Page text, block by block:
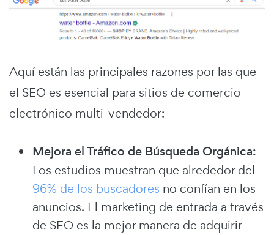
Aquí están las principales razones por las que
el SEO es esencial para sitios de comercio
electrónico multi-vendedor:
Mejora el Tráfico de Búsqueda Orgánica:
Los estudios muestran que alrededor del
96% de los buscadores no confían en los
anuncios. El marketing de entrada a través
de SEO es la mejor manera de adquirir